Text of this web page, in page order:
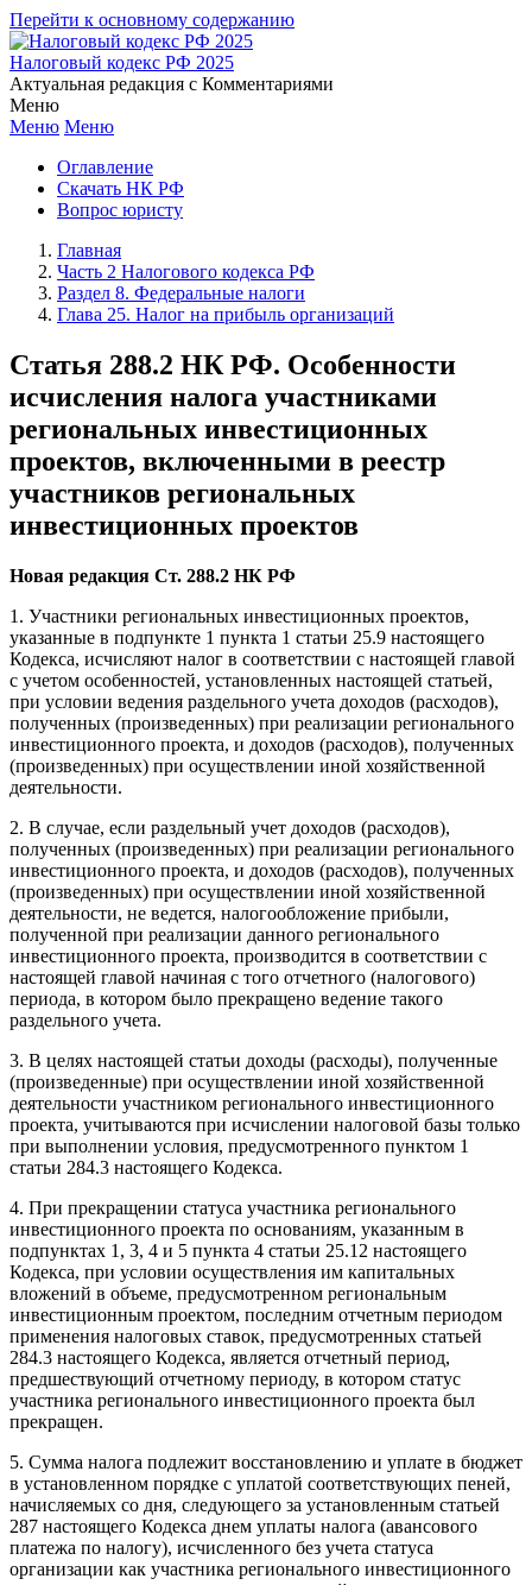
Перейти к основному содержанию
Налоговый кодекс РФ 2025
Актуальная редакция с Комментариями
Меню
Меню Меню
Оглавление
Скачать НК РФ
Вопрос юристу
Главная
Часть 2 Налогового кодекса РФ
Раздел 8. Федеральные налоги
Глава 25. Налог на прибыль организаций
Статья 288.2 НК РФ. Особенности
исчисления налога участниками
региональных инвестиционных
проектов, включенными в реестр
участников региональных
инвестиционных проектов
Новая редакция Ст. 288.2 НК РФ
1. Участники региональных инвестиционных проектов,
указанные в подпункте 1 пункта 1 статьи 25.9 настоящего
Кодекса, исчисляют налог в соответствии с настоящей главой
с учетом особенностей, установленных настоящей статьей,
при условии ведения раздельного учета доходов (расходов),
полученных (произведенных) при реализации регионального
инвестиционного проекта, и доходов (расходов), полученных
(произведенных) при осуществлении иной хозяйственной
деятельности.
2. В случае, если раздельный учет доходов (расходов),
полученных (произведенных) при реализации регионального
инвестиционного проекта, и доходов (расходов), полученных
(произведенных) при осуществлении иной хозяйственной
деятельности, не ведется, налогообложение прибыли,
полученной при реализации данного регионального
инвестиционного проекта, производится в соответствии с
настоящей главой начиная с того отчетного (налогового)
периода, в котором было прекращено ведение такого
раздельного учета.
3. В целях настоящей статьи доходы (расходы), полученные
(произведенные) при осуществлении иной хозяйственной
деятельности участником регионального инвестиционного
проекта, учитываются при исчислении налоговой базы только
при выполнении условия, предусмотренного пунктом 1
статьи 284.3 настоящего Кодекса.
4. При прекращении статуса участника регионального
инвестиционного проекта по основаниям, указанным в
подпунктах 1, 3, 4 и 5 пункта 4 статьи 25.12 настоящего
Кодекса, при условии осуществления им капитальных
вложений в объеме, предусмотренном региональным
инвестиционным проектом, последним отчетным периодом
применения налоговых ставок, предусмотренных статьей
284.3 настоящего Кодекса, является отчетный период,
предшествующий отчетному периоду, в котором статус
участника регионального инвестиционного проекта был
прекращен.
5. Сумма налога подлежит восстановлению и уплате в бюджет
в установленном порядке с уплатой соответствующих пеней,
начисляемых со дня, следующего за установленным статьей
287 настоящего Кодекса днем уплаты налога (авансового
платежа по налогу), исчисленного без учета статуса
организации как участника регионального инвестиционного